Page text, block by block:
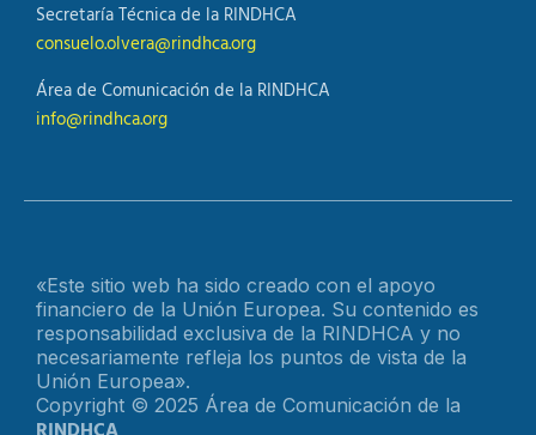
Secretaría Técnica de la RINDHCA
consuelo.olvera@rindhca.org
Área de Comunicación de la RINDHCA
info@rindhca.org
«Este sitio web ha sido creado con el apoyo
financiero de la Unión Europea. Su contenido es
responsabilidad exclusiva de la RINDHCA y no
necesariamente refleja los puntos de vista de la
Unión Europea».
Copyright © 2025 Área de Comunicación de la